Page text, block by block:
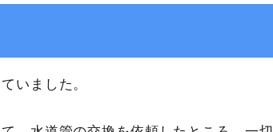
いました。